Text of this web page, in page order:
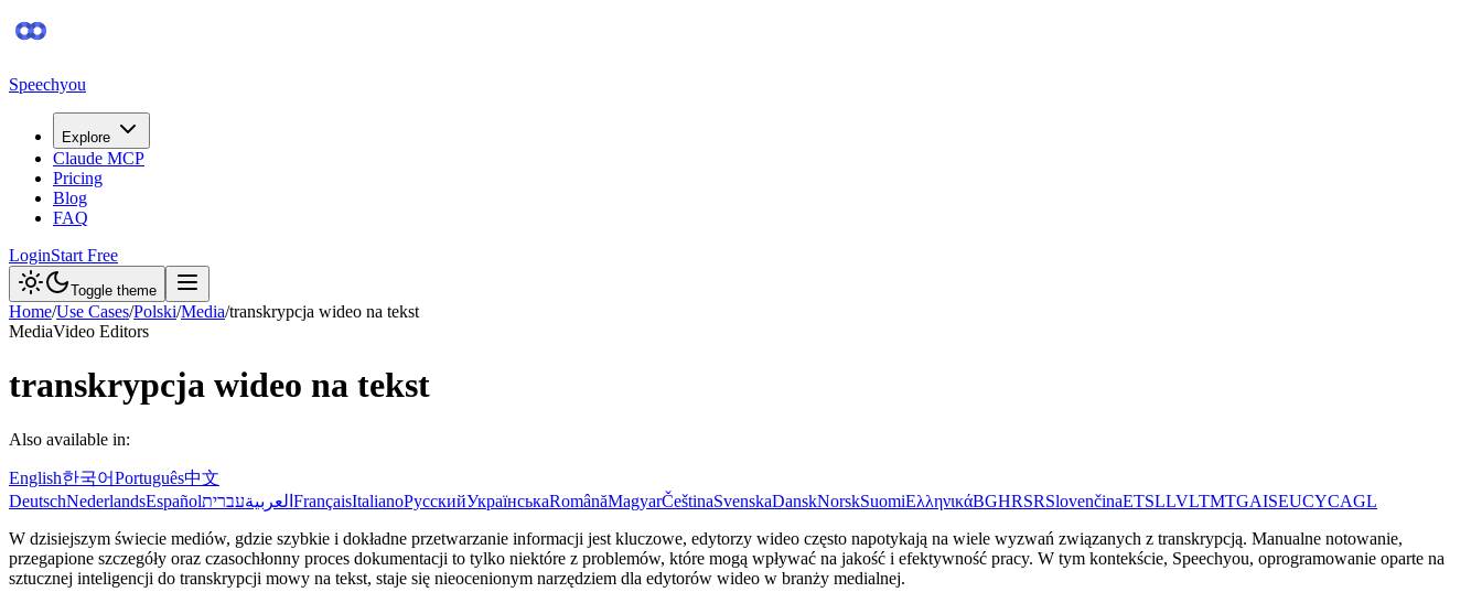
Speechyou
Explore
Claude MCP
Pricing
Blog
FAQ
LoginStart Free
Toggle theme
Home/Use Cases/Polski/Media/transkrypcja wideo na tekst
MediaVideo Editors
transkrypcja wideo na tekst
Also available in:
English한국어Português中文
DeutschNederlandsEspañol العربيةעברית FrançaisItalianoРусскийУкраїнськаRomânăMagyarČeštinaSvenskaDanskNorskSuomiΕλληνικάBGHRSRSlovenčinaETSLLVLTMTGAISEUCYCAGL
W dzisiejszym świecie mediów, gdzie szybkie i dokładne przetwarzanie informacji jest kluczowe, edytorzy wideo często napotykają na wiele wyzwań związanych z transkrypcją. Manualne notowanie,
przegapione szczegóły oraz czasochłonny proces dokumentacji to tylko niektóre z problemów, które mogą wpływać na jakość i efektywność pracy. W tym kontekście, Speechyou, oprogramowanie oparte na
sztucznej inteligencji do transkrypcji mowy na tekst, staje się nieocenionym narzędziem dla edytorów wideo w branży medialnej.